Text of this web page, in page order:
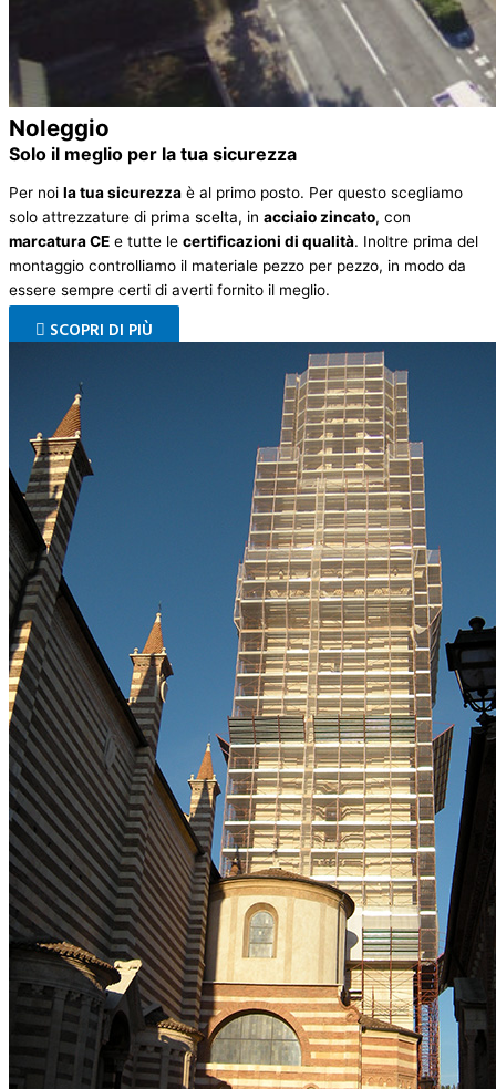
Noleggio
Solo il meglio per la tua sicurezza
Per noi la tua sicurezza è al primo posto. Per questo scegliamo
solo attrezzature di prima scelta, in acciaio zincato, con
marcatura CE e tutte le certificazioni di qualità. Inoltre prima del
montaggio controlliamo il materiale pezzo per pezzo, in modo da
essere sempre certi di averti fornito il meglio.
SCOPRI DI PIÙ